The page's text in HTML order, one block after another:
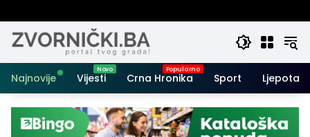
Najnovije Vijesti Crna Hronika Sport Ljepota i